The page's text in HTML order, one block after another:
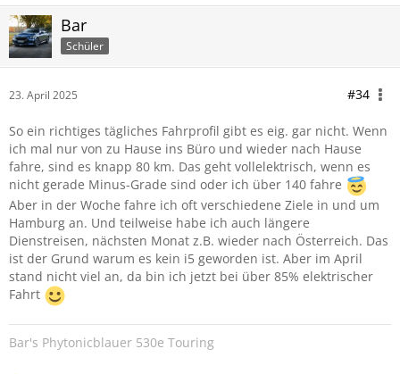
Bar
Schüler
23. April 2025 #34
So ein richtiges tägliches Fahrprofil gibt es eig. gar nicht. Wenn
ich mal nur von zu Hause ins Büro und wieder nach Hause
fahre, sind es knapp 80 km. Das geht vollelektrisch, wenn es
nicht gerade Minus-Grade sind oder ich über 140 fahre
Aber in der Woche fahre ich oft verschiedene Ziele in und um
Hamburg an. Und teilweise habe ich auch längere
Dienstreisen, nächsten Monat z.B. wieder nach Österreich. Das
ist der Grund warum es kein i5 geworden ist. Aber im April
stand nicht viel an, da bin ich jetzt bei über 85% elektrischer
Fahrt
Bar's Phytonicblauer 530e Touring